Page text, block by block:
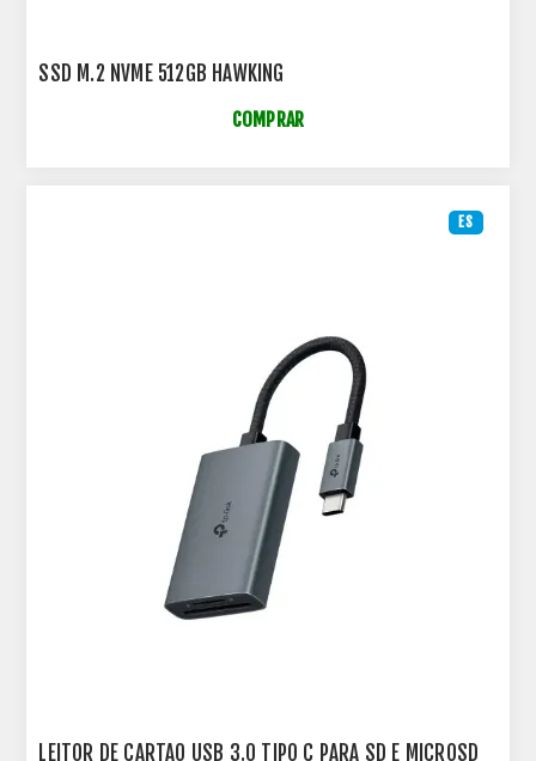
SSD M.2 NVME 512GB HAWKING
COMPRAR
ES
LEITOR DE CARTAO USB 3.0 TIPO C PARA SD E MICROSD